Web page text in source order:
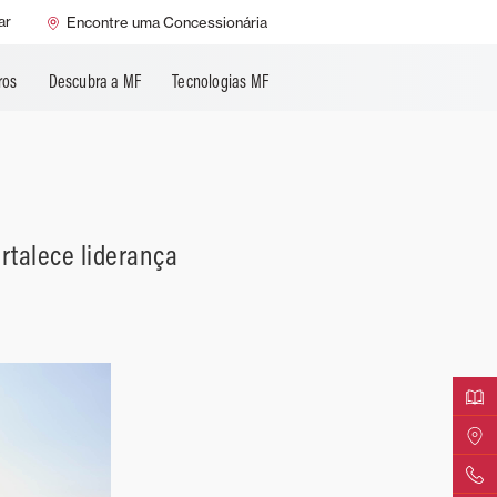
Encontre uma Concessionária
Descubra a MF Tecnologias MF
Manuais de operação
Pós-Enchente
liderança
Baixe
Entre